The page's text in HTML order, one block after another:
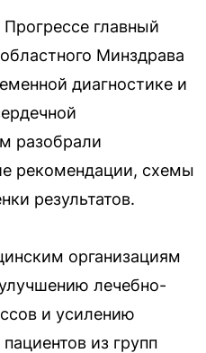
главный
Минздрава
диагностике и
разобрали
рекомендации, схемы
результатов.
организациям
лечебно-
и усилению
из групп